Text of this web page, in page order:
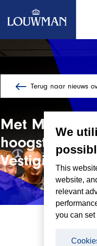
Terug naar nieuws
Met
hoogste
Vestiging
23/
We
This
website,
relevant
you can